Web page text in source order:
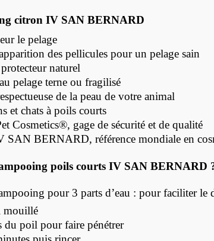
citron IV SAN BERNARD
le pelage
des pellicules pour un pelage sain
naturel
pelage terne ou fragilisé
de la peau de votre animal
et chats à poils courts
Cosmetics®, gage de sécurité et de qualité
SAN BERNARD, référence mondiale en
poils courts IV SAN BERNARD
pour 3 parts d’eau : pour faciliter le
mouillé
du poil pour faire pénétrer